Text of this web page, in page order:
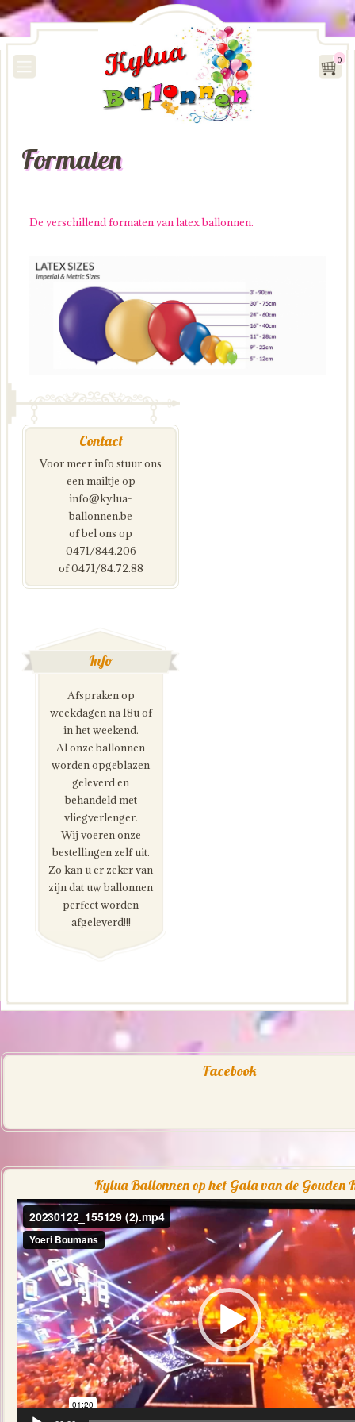
0
Formaten
De verschillend formaten van latex ballonnen.
Contact
Voor meer info stuur ons
een mailtje op
info@kylua-
ballonnen.be
of bel ons op
0471/844.206
of 0471/84.72.88
Info
Afspraken op
weekdagen na 18u of
in het weekend.
Al onze ballonnen
worden opgeblazen
geleverd en
behandeld met
vliegverlenger.
Wij voeren onze
bestellingen zelf uit.
Zo kan u er zeker van
zijn dat uw ballonnen
perfect worden
afgeleverd!!!
Facebook
Kylua Ballonnen op het Gala van de Gouden
Videospeler